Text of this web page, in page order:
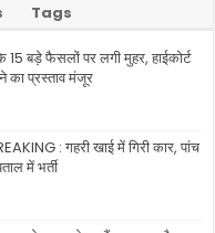
Tags
बड़े फैसलों पर लगी मुहर, हाईकोर्ट
का प्रस्ताव मंजूर
: गहरी खाई में गिरी कार, पांच
में भर्ती